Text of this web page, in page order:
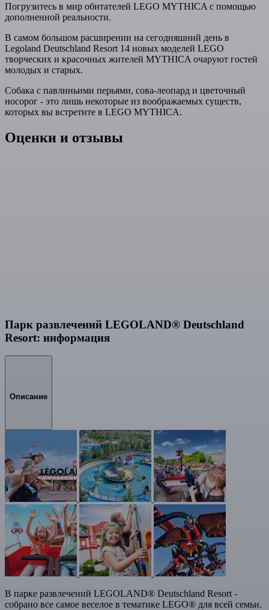
Погрузитесь в мир обитателей LEGO MYTHICA с помощью
дополненной реальности.
В самом большом расширении на сегодняшний день в
Legoland Deutschland Resort 14 новых моделей LEGO
творческих и красочных жителей MYTHICA очаруют гостей
молодых и старых.
Собака с павлиньими перьями, сова-леопард и цветочный
носорог - это лишь некоторые из воображаемых существ,
которых вы встретите в LEGO MYTHICA.
Оценки и отзывы
Парк развлечений LEGOLAND® Deutschland
Resort: информация
Описание
В парке развлечений LEGOLAND® Deutschland Resort -
собрано все самое веселое в тематике LEGO® для всей семьи.